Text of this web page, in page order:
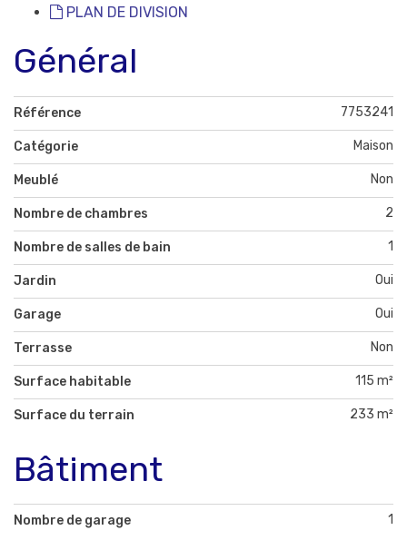
PLAN DE DIVISION
Général
Référence 7753241
Catégorie Maison
Meublé Non
Nombre de chambres 2
Nombre de salles de bain 1
Jardin Oui
Garage Oui
Terrasse Non
Surface habitable 115 m²
Surface du terrain 233 m²
Bâtiment
Nombre de garage 1